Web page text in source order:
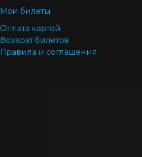
Мои билеты
Оплата картой
Возврат билетов
Правила и соглашения